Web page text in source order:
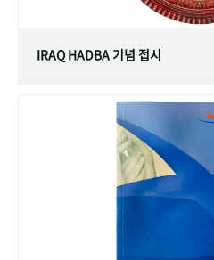
IRAQ HADBA 기념 접시